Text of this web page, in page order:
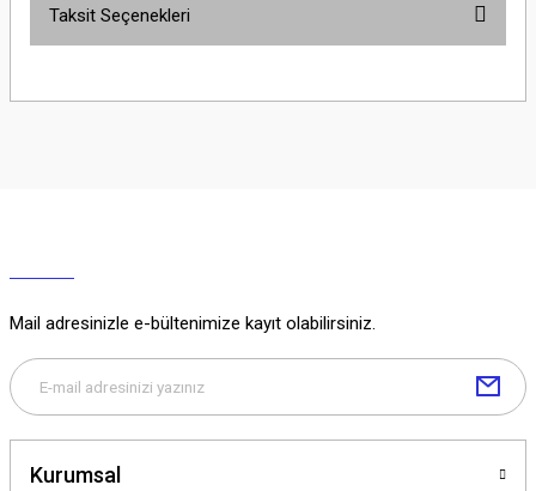
Soru Sor
Taksit Seçenekleri
Mail adresinizle e-bültenimize kayıt olabilirsiniz.
Kurumsal